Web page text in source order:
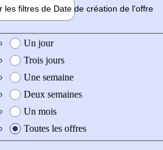
les filtres de Date de création de l'offre
de création de l'offre
Un jour
Trois jours
Une semaine
Deux semaines
Un mois
Toutes les offres